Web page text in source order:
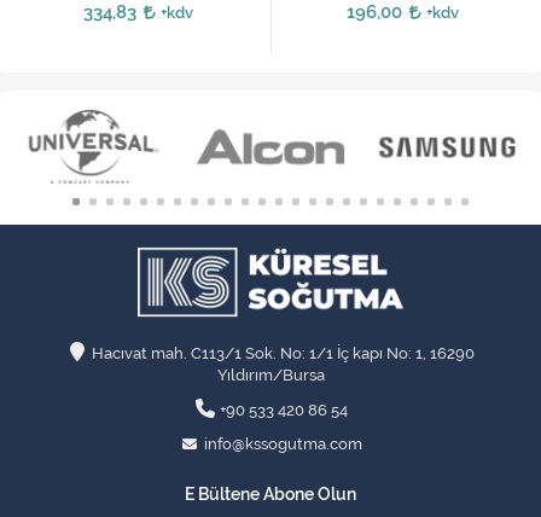
334,83 +kdv 196,00 +kdv
Hacıvat mah. C113/1 Sok. No: 1/1 İç kapı No: 1, 16290
Yıldırım/Bursa
+90 533 420 86 54
info@kssogutma.com
E Bültene Abone Olun